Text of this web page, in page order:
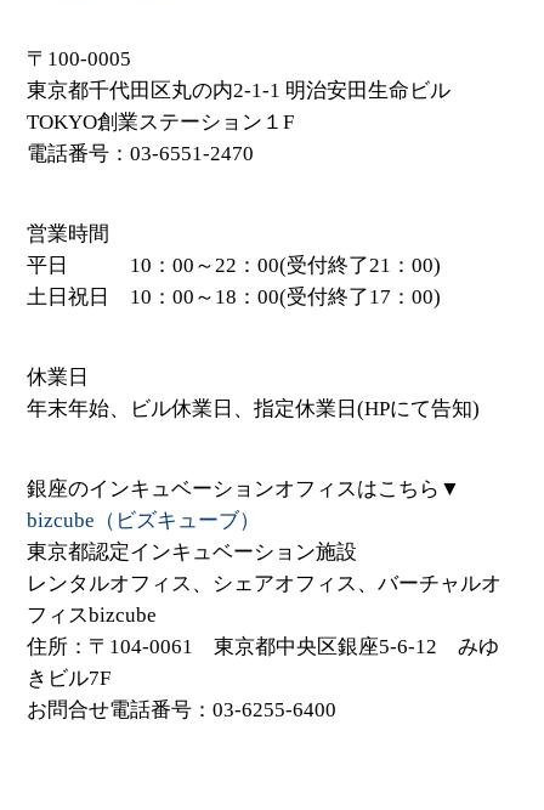
〒100-0005
東京都千代田区丸の内2-1-1 明治安田生命ビル
TOKYO創業ステーション１F
電話番号：03-6551-2470
営業時間
平日 10：00～22：00(受付終了21：00)
土日祝日 10：00～18：00(受付終了17：00)
休業日
年末年始、ビル休業日、指定休業日(HPにて告知)
銀座のインキュベーションオフィスはこちら▼
bizcube（ビズキューブ）
東京都認定インキュベーション施設
レンタルオフィス、シェアオフィス、バーチャルオ
フィスbizcube
住所：〒104-0061 東京都中央区銀座5-6-12 みゆ
きビル7F
お問合せ電話番号：03-6255-6400